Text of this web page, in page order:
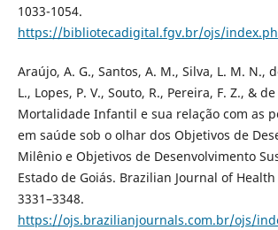
1033-1054.
https://bibliotecadigital.fgv.br/ojs/
Araújo, A. G., Santos, A. M., Silva, L. M. N.,
L., Lopes, P. V., Souto, R., Pereira, F. Z., &
Mortalidade Infantil e sua relação com as
em saúde sob o olhar dos Objetivos de
Milênio e Objetivos de Desenvolvimento
Estado de Goiás. Brazilian Journal of Health
3331–3348.
https://ojs.brazilianjournals.com.br/ojs/